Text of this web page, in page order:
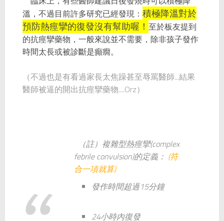
溫，不過目前許多研究已經發現： 積極降溫對於
預防熱痙攣的復發沒有幫助喔！ 至於板友提到
的抗痙攣藥物，一般來說並不需要，除非孩子發作
時間太長或被診斷是癲癇。
（不過也是有看過家長太焦躁甚至辱罵醫師...結果
醫師被逼的開出抗痙攣藥物....Orz）
（註）複雜型熱痙攣(complex
febrile convulsion)的定義： (符
合一項就算)
發作時間超過15分鐘
24小時內復發